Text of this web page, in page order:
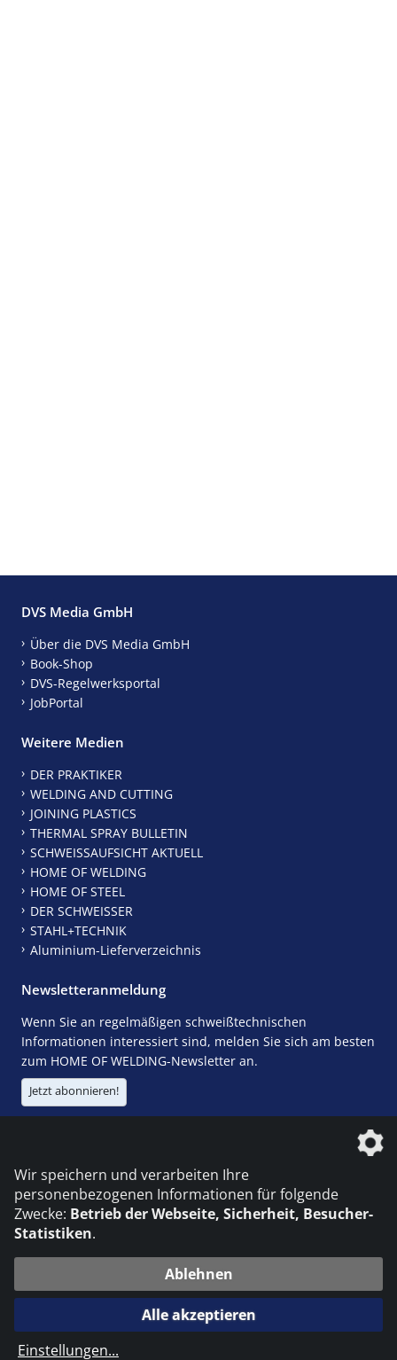
DVS Media GmbH
Über die DVS Media GmbH
Book-Shop
DVS-Regelwerksportal
JobPortal
Weitere Medien
DER PRAKTIKER
WELDING AND CUTTING
JOINING PLASTICS
THERMAL SPRAY BULLETIN
SCHWEISSAUFSICHT AKTUELL
HOME OF WELDING
HOME OF STEEL
DER SCHWEISSER
STAHL+TECHNIK
Aluminium-Lieferverzeichnis
Newsletteranmeldung
Wenn Sie an regelmäßigen schweißtechnischen
Informationen interessiert sind, melden Sie sich am besten
zum HOME OF WELDING-Newsletter an.
Jetzt abonnieren!
Die DVS Media GmbH ist ein Unternehmen der
© 2026 DVS Media GmbH
Datenschutzeinstellungen
die profilschmiede - Internetagentur
Wir speichern und verarbeiten Ihre
personenbezogenen Informationen für folgende
Zwecke: Betrieb der Webseite, Sicherheit, Besucher-
Statistiken.
Ablehnen
Alle akzeptieren
Einstellungen...